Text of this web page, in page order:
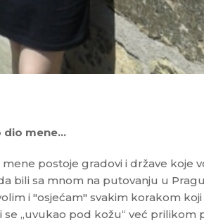
dio mene…
postoje gradovi i države koje
bili sa mnom na putovanju u
i "osjećam" svakim korakom koji
„uvukao pod kožu“ već prilikom